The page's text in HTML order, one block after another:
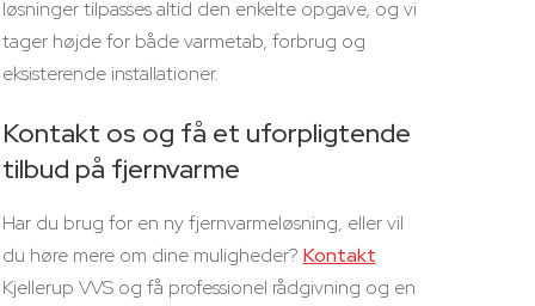
løsninger tilpasses altid den enkelte opgave, og vi
tager højde for både varmetab, forbrug og
eksisterende installationer.
Kontakt os og få et uforpligtende
tilbud på fjernvarme
Har du brug for en ny fjernvarmeløsning, eller vil
du høre mere om dine muligheder? Kontakt
Kjellerup VVS og få professionel rådgivning og en